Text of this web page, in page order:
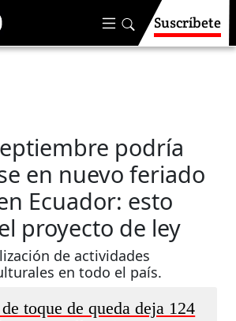
Suscríbete
podría
en nuevo feriado
Ecuador: esto
proyecto de ley
de actividades
en todo el país.
toque de queda deja 124